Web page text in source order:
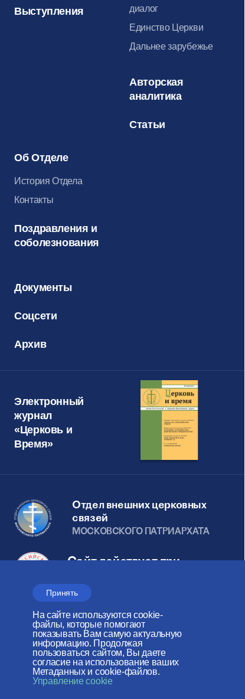
Принять
На сайте используются cookie-
файлы, которые помогают
показывать Вам самую актуальную
информацию. Продолжая
пользоваться сайтом, Вы даете
согласие на использование ваших
Метаданных и cookie-файлов.
Управление cookie
Выступления
диалог
Единство Церкви
Дальнее зарубежье
Авторская
аналитика
Статьи
Об Отделе
История Отдела
Контакты
Поздравления и
соболезнования
Документы
Соцсети
Архив
Электронный
журнал
«Церковь и
Время»
Отдел внешних церковных
связей
МОСКОВСКОГО ПАТРИАРХАТА
Сайт действует при
Российского фонда мира
Веб-сайт создан при содействии
Фонда поддержки христианской
культуры и наследия
Мы в социальных сетях: